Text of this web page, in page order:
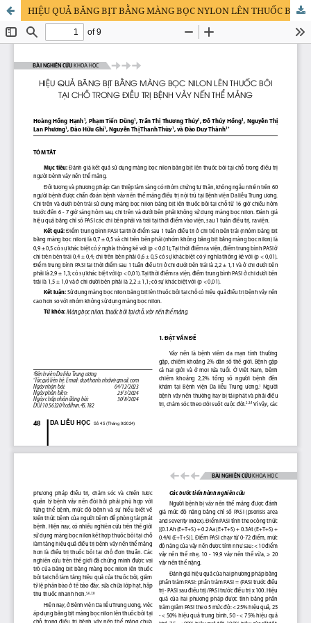
HIỆU QUẢ BĂNG BỊT BẰNG MÀNG BỌC NYLON LÊN THUỐC BÔI TẠI CHỖ TRONG ĐIỀU TRỊ BỆNH VẢY NẾN THỂ MẢNG